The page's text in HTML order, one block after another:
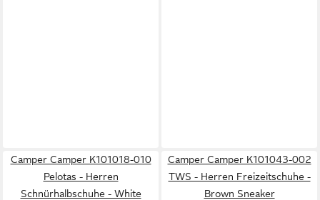
Camper Camper K101018-010
Pelotas - Herren
Schnürhalbschuhe - White
Camper Camper K101043-002
TWS - Herren Freizeitschuhe -
Brown Sneaker